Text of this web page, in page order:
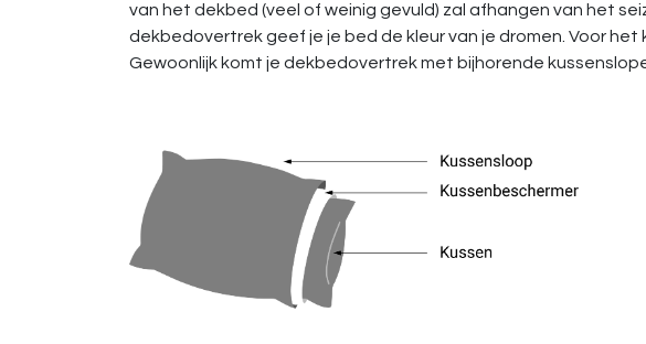
van het dekbed (veel of weinig gevuld) zal afhangen van het
dekbedovertrek geef je je bed de kleur van je dromen. Voor
Gewoonlijk komt je dekbedovertrek met bijhorende